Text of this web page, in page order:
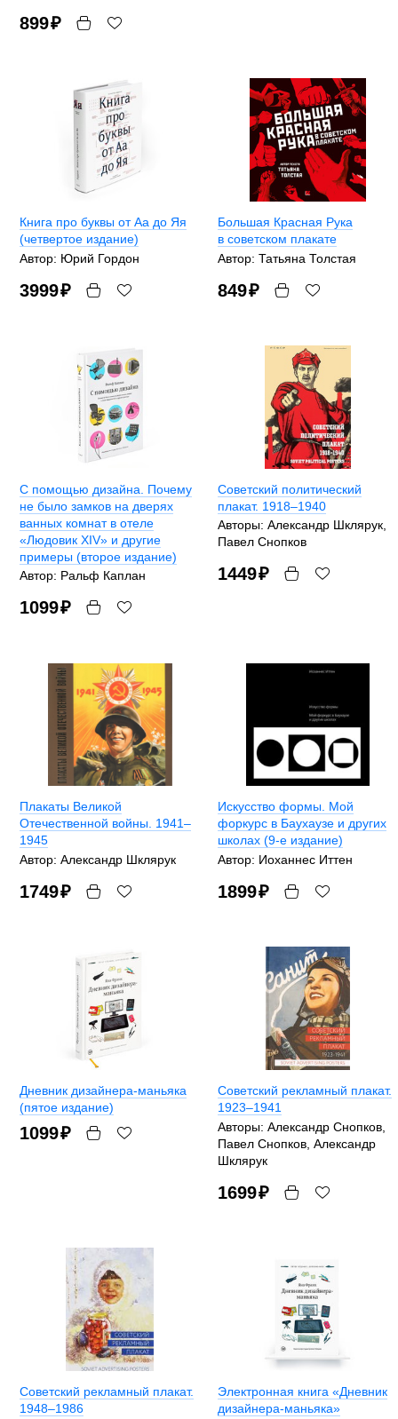
899₽
Книга про буквы от Аа до Яя
(четвертое издание)
Автор: Юрий Гордон
3999₽
Большая Красная Рука
в советском плакате
Автор: Татьяна Толстая
849₽
С помощью дизайна. Почему
не было замков на дверях
ванных комнат в отеле
«Людовик XIV» и другие
примеры (второе издание)
Автор: Ральф Каплан
1099₽
Советский политический
плакат. 1918–1940
Авторы: Александр Шклярук,
Павел Снопков
1449₽
Плакаты Великой
Отечественной войны. 1941–
1945
Автор: Александр Шклярук
1749₽
Искусство формы. Мой
форкурс в Баухаузе и других
школах (9-е издание)
Автор: Иоханнес Иттен
1899₽
Дневник дизайнера-маньяка
(пятое издание)
1099₽
Советский рекламный плакат.
1923–1941
Авторы: Александр Снопков,
Павел Снопков, Александр
Шклярук
1699₽
Советский рекламный плакат.
1948–1986
Электронная книга «Дневник
дизайнера-маньяка»